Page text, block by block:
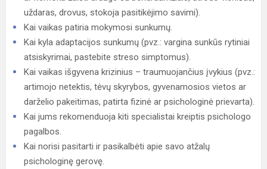
uždaras, drovus, stokoja pasitikėjimo savimi).
Kai vaikas patiria mokymosi sunkumų.
Kai kyla adaptacijos sunkumų (pvz.: vargina sunkūs rytiniai
atsiskyrimai, pastebite streso simptomus).
Kai vaikas išgyvena krizinius – traumuojančius įvykius (pvz.:
artimojo netektis, tėvų skyrybos, gyvenamosios vietos ar
darželio pakeitimas, patirta fizinė ar psichologinė prievarta).
Kai jums rekomenduoja kiti specialistai kreiptis psichologo
pagalbos.
Kai norisi pasitarti ir pasikalbėti apie savo atžalų
psichologinę gerovę.